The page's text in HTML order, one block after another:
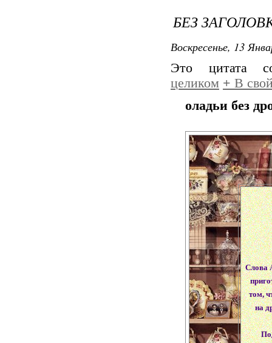
БЕЗ
Воскресенье, 13
Это цитата
целиком + В
оладьи без
Слова
том,
на